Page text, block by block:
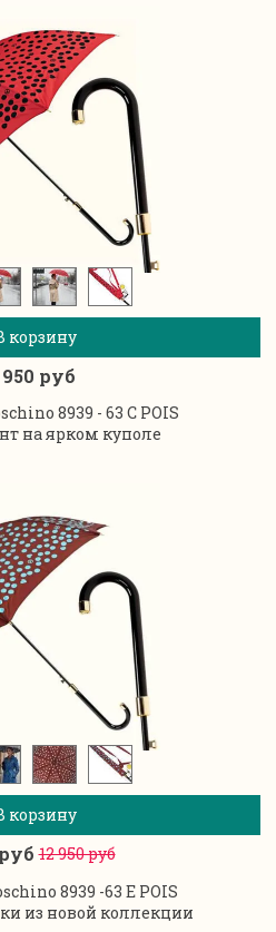
корзину
950 руб
8939 - 63 C POIS
на ярком куполе
корзину
руб12 950 руб
8939 -63 E POIS
из новой коллекции